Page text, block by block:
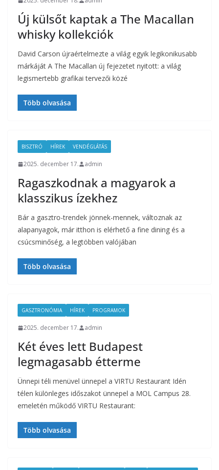
Új külsőt kaptak a The Macallan
whisky kollekciók
David Carson újraértelmezte a világ egyik legikonikusabb
márkáját A The Macallan új fejezetet nyitott: a világ
legismertebb grafikai tervezői közé
Több olvasása
BISZTRÓ HÍREK VENDÉGLÁTÁS
2025. december 17. admin
Ragaszkodnak a magyarok a
klasszikus ízekhez
Bár a gasztro-trendek jönnek-mennek, változnak az
alapanyagok, már itthon is elérhető a fine dining és a
csúcsminőség, a legtöbben valójában
Több olvasása
GASZTRONÓMIA HÍREK PROGRAMOK
2025. december 17. admin
Két éves lett Budapest
legmagasabb étterme
Ünnepi téli menüvel ünnepel a VIRTU Restaurant Idén
télen különleges időszakot ünnepel a MOL Campus 28.
emeletén működő VIRTU Restaurant:
Több olvasása